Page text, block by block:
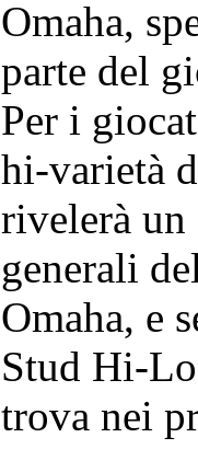
Omaha,
parte del
Per i
hi-varietà
rivelerà un
generali
Omaha, e
Stud Hi-
trova nei